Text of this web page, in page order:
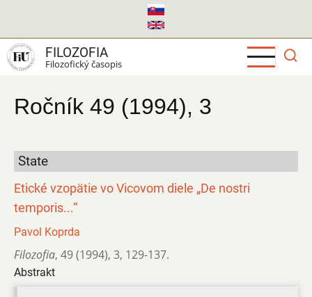
hlavný
obsah
FILOZOFIA
Filozofický časopis
Ročník 49 (1994), 3
State
Etické vzopätie vo Vicovom diele „De nostri
temporis...“
Pavol Koprda
Filozofia, 49 (1994), 3, 129-137.
Abstrakt